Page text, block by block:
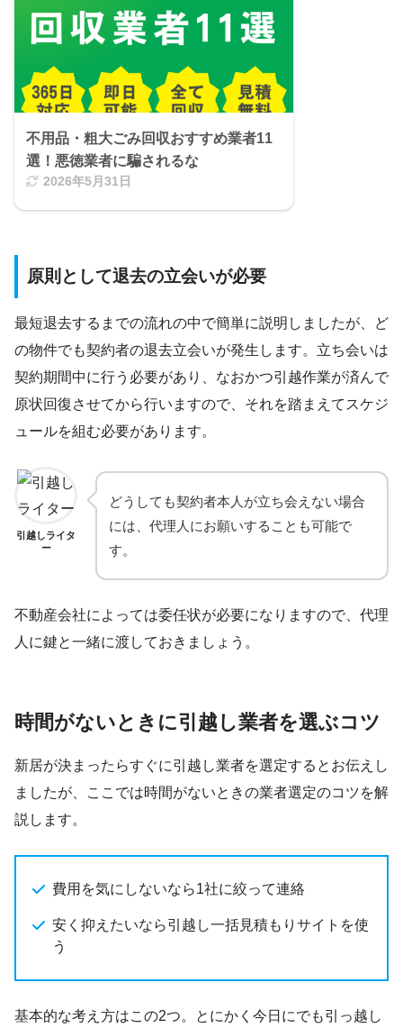
不用品・粗大ごみ回収おすすめ業者11
選！悪徳業者に騙されるな
2026年5月31日
原則として退去の立会いが必要
最短退去するまでの流れの中で簡単に説明しましたが、ど
の物件でも契約者の退去立会いが発生します。立ち会いは
契約期間中に行う必要があり、なおかつ引越作業が済んで
原状回復させてから行いますので、それを踏まえてスケジ
ュールを組む必要があります。
引越しライタ
ー
どうしても契約者本人が立ち会えない場合
には、代理人にお願いすることも可能で
す。
不動産会社によっては委任状が必要になりますので、代理
人に鍵と一緒に渡しておきましょう。
時間がないときに引越し業者を選ぶコツ
新居が決まったらすぐに引越し業者を選定するとお伝えし
ましたが、ここでは時間がないときの業者選定のコツを解
説します。
費用を気にしないなら1社に絞って連絡
安く抑えたいなら引越し一括見積もりサイトを使
う
基本的な考え方はこの2つ。とにかく今日にでも引っ越し